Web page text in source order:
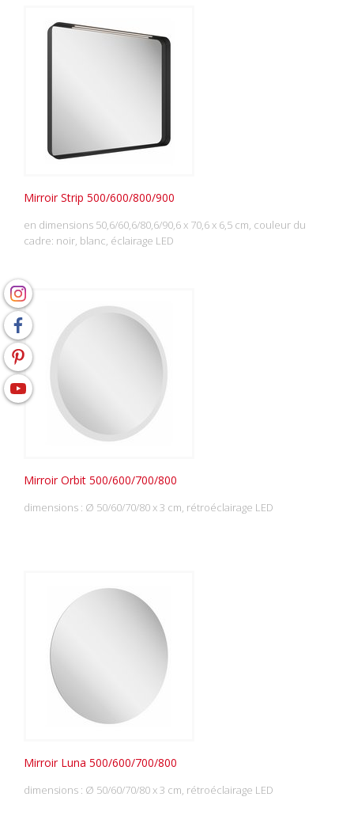
Mirroir Strip 500/600/800/900
en dimensions 50,6/60,6/80,6/90,6 x 70,6 x 6,5 cm, couleur du
cadre: noir, blanc, éclairage LED
Mirroir Orbit 500/600/700/800
dimensions : Ø 50/60/70/80 x 3 cm, rétroéclairage LED
Mirroir Luna 500/600/700/800
dimensions : Ø 50/60/70/80 x 3 cm, rétroéclairage LED